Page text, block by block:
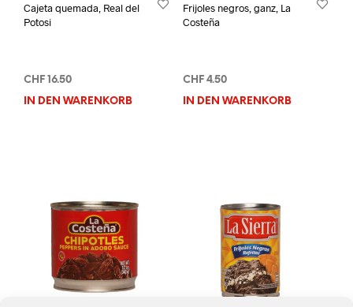
Cajeta quemada, Real del
Potosi
CHF 16.50
IN DEN WARENKORB
Frijoles negros, ganz, La
Costeña
CHF4.50
IN DEN WARENKORB